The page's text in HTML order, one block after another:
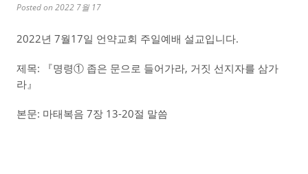
Posted on 2022 7월 17
2022년 7월17일 언약교회 주일예배 설교입니다.
제목: 『명령① 좁은 문으로 들어가라, 거짓 선지자를 삼가
라』
본문: 마태복음 7장 13-20절 말씀